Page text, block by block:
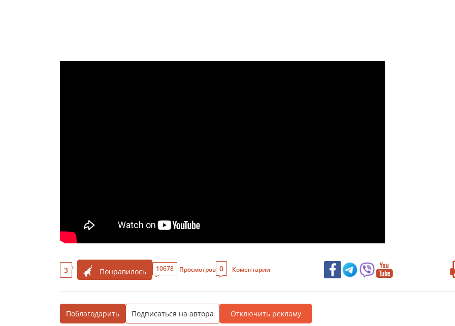
3 Понравилось 10678 Просмотров 0 Коментарии
Поблагодарить Подписаться на автора Отключить рекламу